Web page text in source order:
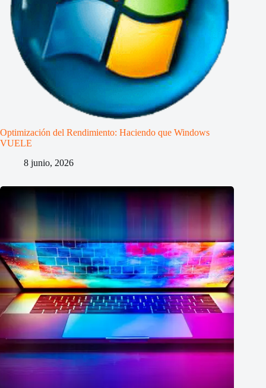
Optimización del Rendimiento: Haciendo que Windows
VUELE
8 junio, 2026